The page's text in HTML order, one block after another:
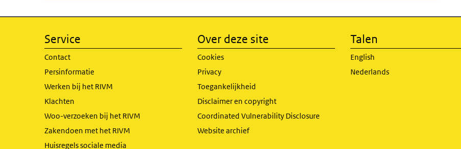
Service
Contact
Persinformatie
Werken bij het RIVM
Klachten
Woo-verzoeken bij het RIVM
Zakendoen met het RIVM
Huisregels sociale media
Over deze site
Cookies
Privacy
Toegankelijkheid
Disclaimer en copyright
Coordinated Vulnerability Disclosure
Website archief
Talen
English
Nederlands